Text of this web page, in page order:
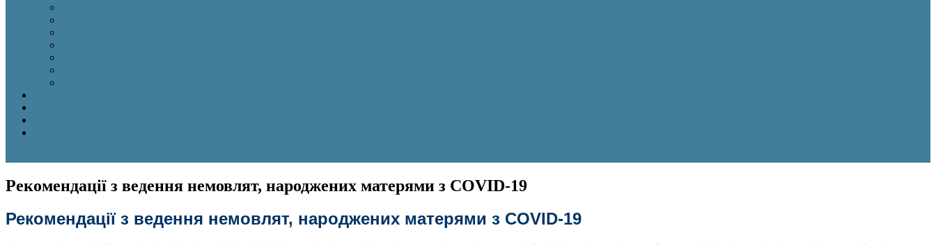
Рекомендації з ведення немовлят, народжених матерями з COVID-19
Рекомендації з ведення немовлят, народжених матерями з COVID-19